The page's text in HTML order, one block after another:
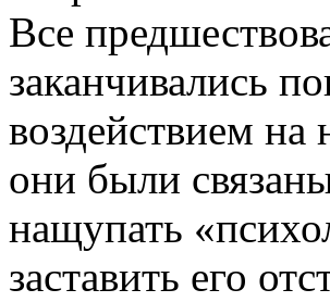
Все
заканчивались
воздействием
они были
нащупать
заставить его